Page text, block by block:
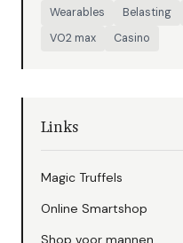
Wearables
Belasting
VO2 max
Casino
Links
Magic Truffels
Online Smartshop
Shop voor mannen